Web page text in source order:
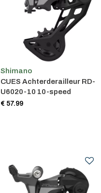
Shimano
CUES Achterderailleur RD-
U6020-10 10-speed
€ 57.99